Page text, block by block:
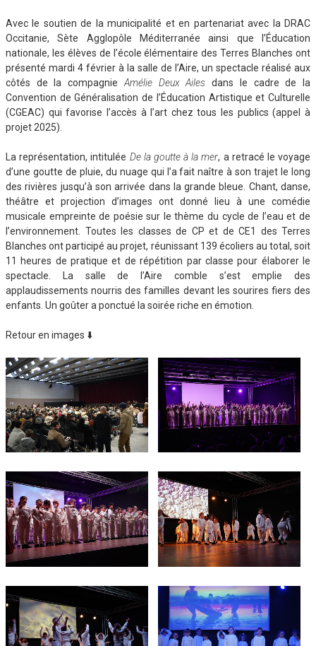
Avec le soutien de la municipalité et en partenariat avec la DRAC
Occitanie, Sète Agglopôle Méditerranée ainsi que l’Éducation
nationale, les élèves de l’école élémentaire des Terres Blanches ont
présenté mardi 4 février à la salle de l’Aire, un spectacle réalisé aux
côtés de la compagnie Amélie Deux Ailes dans le cadre de la
Convention de Généralisation de l’Éducation Artistique et Culturelle
(CGEAC) qui favorise l’accès à l’art chez tous les publics (appel à
projet 2025).
La représentation, intitulée De la goutte à la mer, a retracé le voyage
d’une goutte de pluie, du nuage qui l’a fait naître à son trajet le long
des rivières jusqu’à son arrivée dans la grande bleue. Chant, danse,
théâtre et projection d’images ont donné lieu à une comédie
musicale empreinte de poésie sur le thème du cycle de l’eau et de
l’environnement. Toutes les classes de CP et de CE1 des Terres
Blanches ont participé au projet, réunissant 139 écoliers au total, soit
11 heures de pratique et de répétition par classe pour élaborer le
spectacle. La salle de l’Aire comble s’est emplie des
applaudissements nourris des familles devant les sourires fiers des
enfants. Un goûter a ponctué la soirée riche en émotion.
Retour en images ⬇️